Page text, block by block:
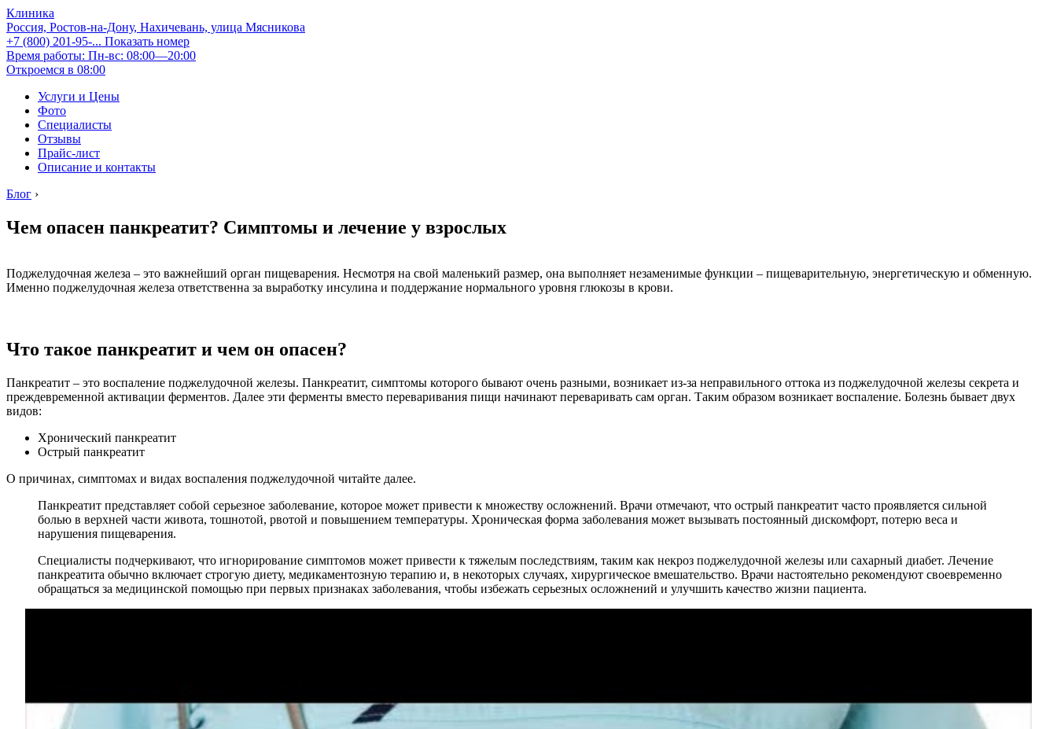
Клиника
Россия, Ростов-на-Дону, Нахичевань, улица Мясникова
+7 (800) 201-95-... Показать номер
Время работы: Пн-вс: 08:00—20:00
Откроемся в 08:00
Услуги и Цены
Фото
Специалисты
Отзывы
Прайс-лист
Описание и контакты
Блог ›
Чем опасен панкреатит? Симптомы и лечение у взрослых
Поджелудочная железа – это важнейший орган пищеварения. Несмотря на свой маленький размер, она выполняет незаменимые функции – пищеварительную, энергетическую и обменную.
Именно поджелудочная железа ответственна за выработку инсулина и поддержание нормального уровня глюкозы в крови.
Что такое панкреатит и чем он опасен?
Панкреатит – это воспаление поджелудочной железы. Панкреатит, симптомы которого бывают очень разными, возникает из-за неправильного оттока из поджелудочной железы секрета и
преждевременной активации ферментов. Далее эти ферменты вместо переваривания пищи начинают переваривать сам орган. Таким образом возникает воспаление. Болезнь бывает двух
видов:
Хронический панкреатит
Острый панкреатит
О причинах, симптомах и видах воспаления поджелудочной читайте далее.
Панкреатит представляет собой серьезное заболевание, которое может привести к множеству осложнений. Врачи отмечают, что острый панкреатит часто проявляется сильной
болью в верхней части живота, тошнотой, рвотой и повышением температуры. Хроническая форма заболевания может вызывать постоянный дискомфорт, потерю веса и
нарушения пищеварения.
Специалисты подчеркивают, что игнорирование симптомов может привести к тяжелым последствиям, таким как некроз поджелудочной железы или сахарный диабет. Лечение
панкреатита обычно включает строгую диету, медикаментозную терапию и, в некоторых случаях, хирургическое вмешательство. Врачи настоятельно рекомендуют своевременно
обращаться за медицинской помощью при первых признаках заболевания, чтобы избежать серьезных осложнений и улучшить качество жизни пациента.